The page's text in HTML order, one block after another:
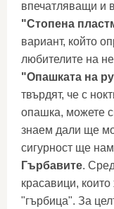
впечатляващи и
"Стопена
вариант, който
любителите на
"Опашката на
твърдят, че с
опашка, можете
знаем дали ще
сигурност ще
Гърбавите.
красавици,
"гърбица". За